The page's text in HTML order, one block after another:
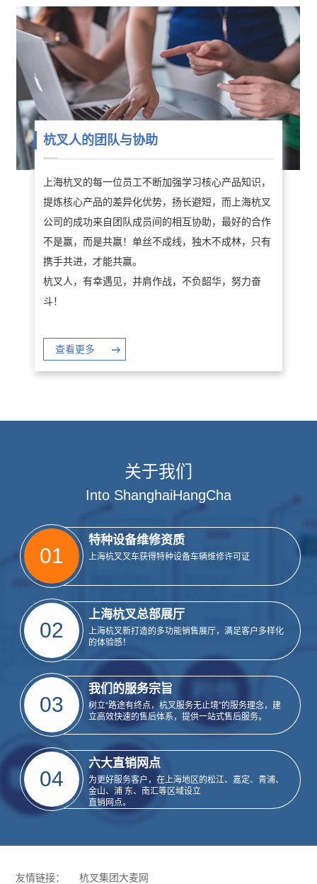
杭叉人的团队与协助
上海杭叉的每一位员工不断加强学习核心产品知识，
提炼核心产品的差异化优势，扬长避短，而上海杭叉
公司的成功来自团队成员间的相互协助，最好的合作
不是赢，而是共赢！单丝不成线，独木不成林，只有
携手共进，才能共赢。
杭叉人，有幸遇见，并肩作战，不负韶华，努力奋
斗！
查看更多
关于我们
Into ShanghaiHangCha
01
特种设备维修资质
上海杭叉叉车获得特种设备车辆维修许可证
02
上海杭叉总部展厅
上海杭叉新打造的多功能销售展厅，满足客户多样化
的体验感！
03
我们的服务宗旨
树立“路途有终点，杭叉服务无止境”的服务理念，建
立高效快速的售后体系，提供一站式售后服务。
04
六大直销网点
为更好服务客户，在上海地区的松江、嘉定、青浦、
金山、浦 东、南汇等区域设立
直销网点。
友情链接： 杭叉集团大麦网